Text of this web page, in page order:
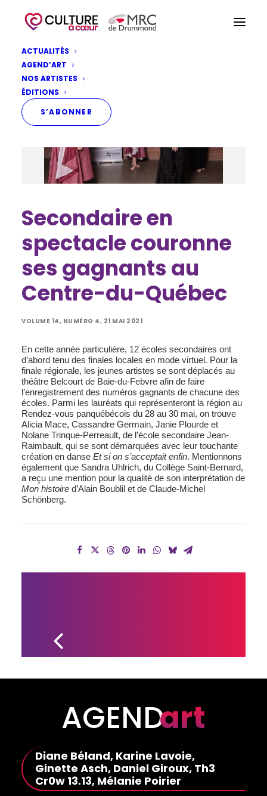
ACTUALITÉS
AGEND’ART
NOS ARTISTES
ÉDITIONS
S’ABONNER
Secondaire en
spectacle couronne
ses gagnants au
Centre-du-Québec
VOLUME 14, NUMÉRO 4, 21 MAI 2021
En cette année particulière, 12 écoles secondaires ont
d’abord tenu des finales locales en mode virtuel. Pour la
finale régionale, les jeunes artistes se sont déplacés au
théâtre Belcourt de Baie-du-Febvre afin de faire
l’enregistrement des numéros gagnants de chacune des
écoles. Parmi les lauréats qui représenteront la région au
Rendez-vous panquébécois du 28 au 30 mai, on trouve
Alicia Mace, Cassandre Germain, Janie Plourde et
Nolane Trinque-Perreault, de l’école secondaire Jean-
Raimbault, qui se sont démarquées avec leur touchante
création en danse Et si on s’acceptait enfin. Mentionnons
également que Sandra Uhlrich, du Collège Saint-Bernard,
a reçu une mention pour la qualité de son interprétation de
Mon histoire d’Alain Boublil et de Claude-Michel
Schönberg.
AGENDart
Diane Béland, Karine Lavoie,
Ginette Asch, Daniel Giroux, Th3
Cr0w 13.13, Mélanie Poirier